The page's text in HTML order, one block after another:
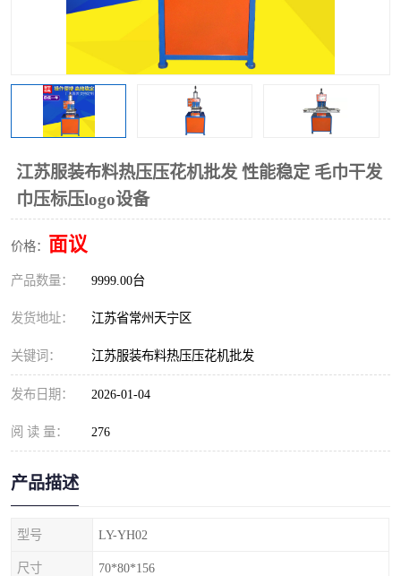
江苏服装布料热压压花机批发 性能稳定 毛巾干发
巾压标压logo设备
价格： 面议
产品数量： 9999.00台
发货地址： 江苏省常州天宁区
关键词： 江苏服装布料热压压花机批发
发布日期： 2026-01-04
阅 读 量： 276
产品描述
型号 LY-YH02
尺寸 70*80*156